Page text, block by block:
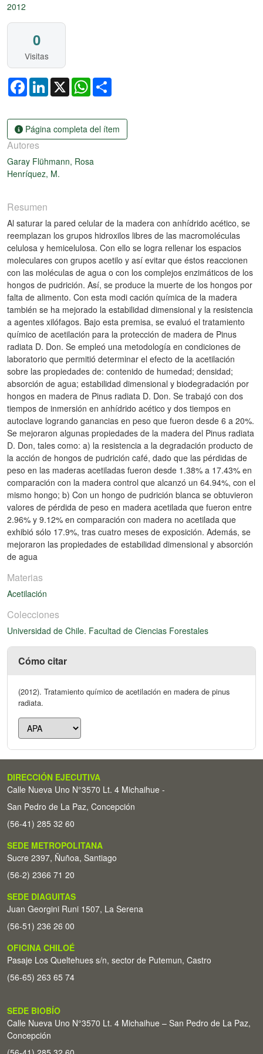
2012
0
Visitas
FacebookLinkedIn
X WhatsApp
Página completa del ítem
Autores
Garay Flühmann, Rosa
Henríquez, M.
Resumen
Al saturar la pared celular de la madera con anhídrido acético, se
reemplazan los grupos hidroxilos libres de las macromoléculas
celulosa y hemicelulosa. Con ello se logra rellenar los espacios
moleculares con grupos acetilo y así evitar que éstos reaccionen
con las moléculas de agua o con los complejos enzimáticos de los
hongos de pudrición. Así, se produce la muerte de los hongos por
falta de alimento. Con esta modi cación química de la madera
también se ha mejorado la estabilidad dimensional y la resistencia
a agentes xilófagos. Bajo esta premisa, se evaluó el tratamiento
químico de acetilación para la protección de madera de Pinus
radiata D. Don. Se empleó una metodología en condiciones de
laboratorio que permitió determinar el efecto de la acetilación
sobre las propiedades de: contenido de humedad; densidad;
absorción de agua; estabilidad dimensional y biodegradación por
hongos en madera de Pinus radiata D. Don. Se trabajó con dos
tiempos de inmersión en anhídrido acético y dos tiempos en
autoclave logrando ganancias en peso que fueron desde 6 a 20%.
Se mejoraron algunas propiedades de la madera del Pinus radiata
D. Don, tales como: a) la resistencia a la degradación producto de
la acción de hongos de pudrición café, dado que las pérdidas de
peso en las maderas acetiladas fueron desde 1.38% a 17.43% en
comparación con la madera control que alcanzó un 64.94%, con el
mismo hongo; b) Con un hongo de pudrición blanca se obtuvieron
valores de pérdida de peso en madera acetilada que fueron entre
2.96% y 9.12% en comparación con madera no acetilada que
exhibió sólo 17.9%, tras cuatro meses de exposición. Además, se
mejoraron las propiedades de estabilidad dimensional y absorción
de agua
Materias
Acetilación
Colecciones
Universidad de Chile. Facultad de Ciencias Forestales
Cómo citar
(2012). Tratamiento químico de acetilación en madera de pinus
radiata.
DIRECCIÓN EJECUTIVA
Calle Nueva Uno N°3570 Lt. 4 Michaihue -
San Pedro de La Paz, Concepción
(56-41) 285 32 60
SEDE METROPOLITANA
Sucre 2397, Ñuñoa, Santiago
(56-2) 2366 71 20
SEDE DIAGUITAS
Juan Georgini Runi 1507, La Serena
(56-51) 236 26 00
OFICINA CHILOÉ
Pasaje Los Queltehues s/n, sector de Putemun, Castro
(56-65) 263 65 74
SEDE BIOBÍO
Calle Nueva Uno N°3570 Lt. 4 Michaihue – San Pedro de La Paz,
Concepción